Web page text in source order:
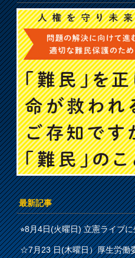
最新記事
⭐︎8月4日(火曜日) 立憲ライブに
☆7月23 日(木曜日）厚生労働